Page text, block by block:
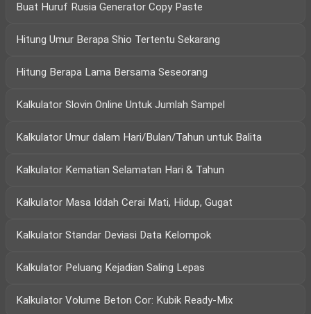
Buat Huruf Rusia Generator Copy Paste
Hitung Umur Berapa Shio Tertentu Sekarang
Hitung Berapa Lama Bersama Seseorang
Kalkulator Slovin Online Untuk Jumlah Sampel
Kalkulator Umur dalam Hari/Bulan/Tahun untuk Balita
Kalkulator Kematian Selamatan Hari & Tahun
Kalkulator Masa Iddah Cerai Mati, Hidup, Gugat
Kalkulator Standar Deviasi Data Kelompok
Kalkulator Peluang Kejadian Saling Lepas
Kalkulator Volume Beton Cor: Kubik Ready-Mix